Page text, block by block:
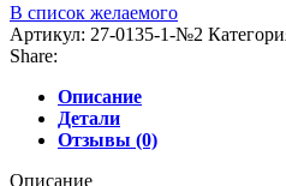
В список желаемого
Артикул: 27-0135-1-№2
Share:
Описание
Детали
Отзывы (0)
Описание